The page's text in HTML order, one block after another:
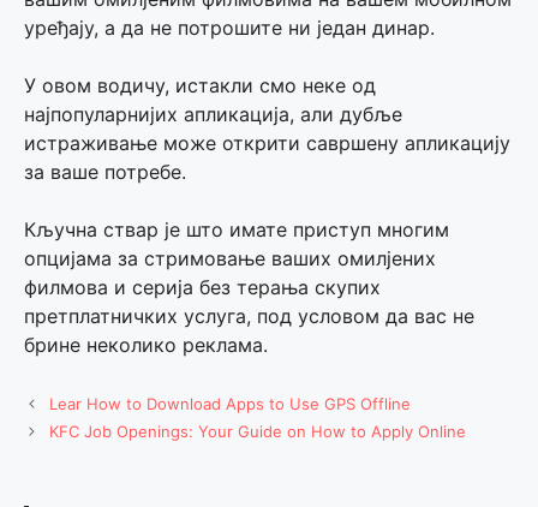
уређају, а да не потрошите ни један динар.
У овом водичу, истакли смо неке од
најпопуларнијих апликација, али дубље
истраживање може открити савршену апликацију
за ваше потребе.
Кључна ствар је што имате приступ многим
опцијама за стримовање ваших омилјених
филмова и серија без терања скупих
претплатничких услуга, под условом да вас не
брине неколико реклама.
Lear How to Download Apps to Use GPS Offline
KFC Job Openings: Your Guide on How to Apply Online